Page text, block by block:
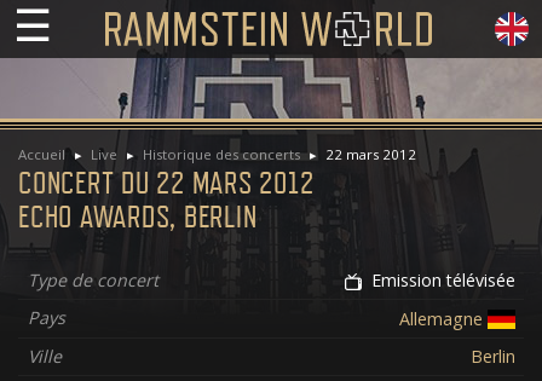
☰
Accueil Live Historique des concerts 22 mars 2012
CONCERT DU 22 MARS 2012
ECHO AWARDS, BERLIN
Type de concert
Emission télévisée
Pays
Allemagne
Ville
Berlin